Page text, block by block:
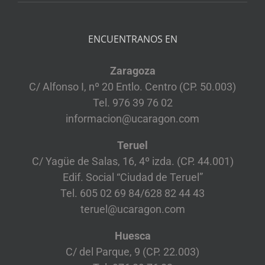
ENCUENTRANOS EN
Zaragoza
C/ Alfonso I, nº 20 Entlo. Centro (CP. 50.003)
Tel. 976 39 76 02
informacion@ucaragon.com
Teruel
C/ Yagüe de Salas, 16, 4º izda. (CP. 44.001)
Edif. Social “Ciudad de Teruel”
Tel. 605 02 69 84/628 82 44 43
teruel@ucaragon.com
Huesca
C/ del Parque, 9 (CP. 22.003)